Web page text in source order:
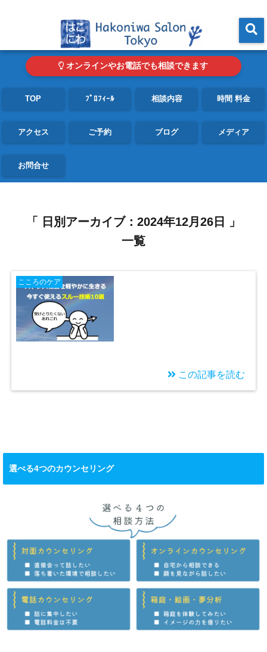
オンラインやお電話でも相談できます
TOP ﾌﾟﾛﾌｨｰﾙ 相談内容 時間 料金
アクセス ご予約 ブログ メディア
お問合せ
「 日別アーカイブ：2024年12月26日 」
一覧
こころのケア
この記事を読む
選べる4つのカウンセリング